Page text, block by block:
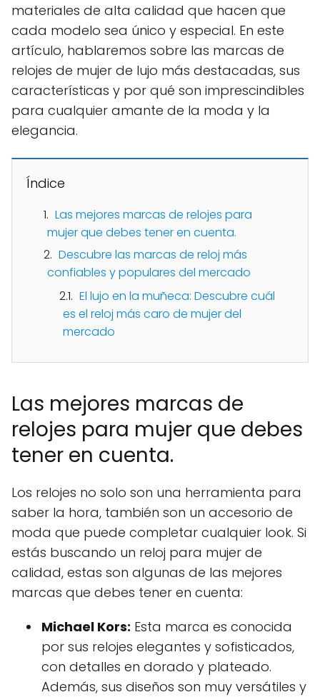
materiales de alta calidad que hacen que
cada modelo sea único y especial. En este
artículo, hablaremos sobre las marcas de
relojes de mujer de lujo más destacadas, sus
características y por qué son imprescindibles
para cualquier amante de la moda y la
elegancia.
Índice
Las mejores marcas de relojes para
mujer que debes tener en cuenta.
Descubre las marcas de reloj más
confiables y populares del mercado
El lujo en la muñeca: Descubre cuál
es el reloj más caro de mujer del
mercado
Las mejores marcas de
relojes para mujer que debes
tener en cuenta.
Los relojes no solo son una herramienta para
saber la hora, también son un accesorio de
moda que puede completar cualquier look. Si
estás buscando un reloj para mujer de
calidad, estas son algunas de las mejores
marcas que debes tener en cuenta:
Michael Kors: Esta marca es conocida
por sus relojes elegantes y sofisticados,
con detalles en dorado y plateado.
Además, sus diseños son muy versátiles y